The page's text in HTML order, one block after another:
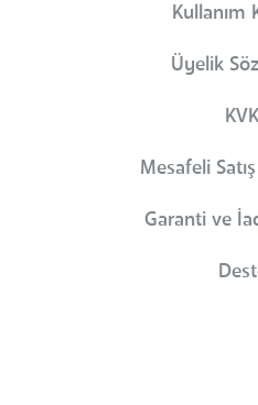
Kullanım
Üyelik
Mesafeli
Garanti ve